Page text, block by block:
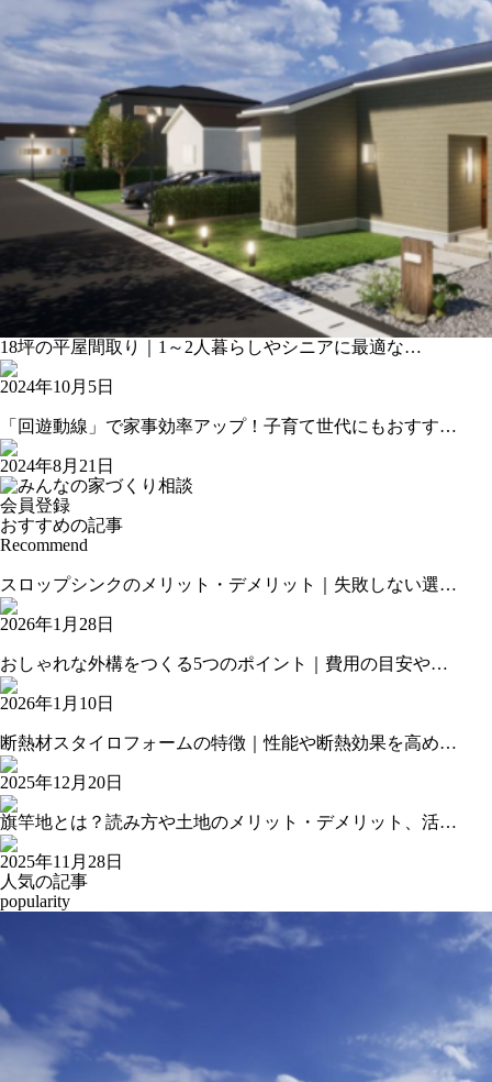
18坪の平屋間取り｜1～2人暮らしやシニアに最適な…
2024年10月5日
「回遊動線」で家事効率アップ！子育て世代にもおすす…
2024年8月21日
会員登録
おすすめの記事
Recommend
スロップシンクのメリット・デメリット｜失敗しない選…
2026年1月28日
おしゃれな外構をつくる5つのポイント｜費用の目安や…
2026年1月10日
断熱材スタイロフォームの特徴｜性能や断熱効果を高め…
2025年12月20日
旗竿地とは？読み方や土地のメリット・デメリット、活…
2025年11月28日
人気の記事
popularity